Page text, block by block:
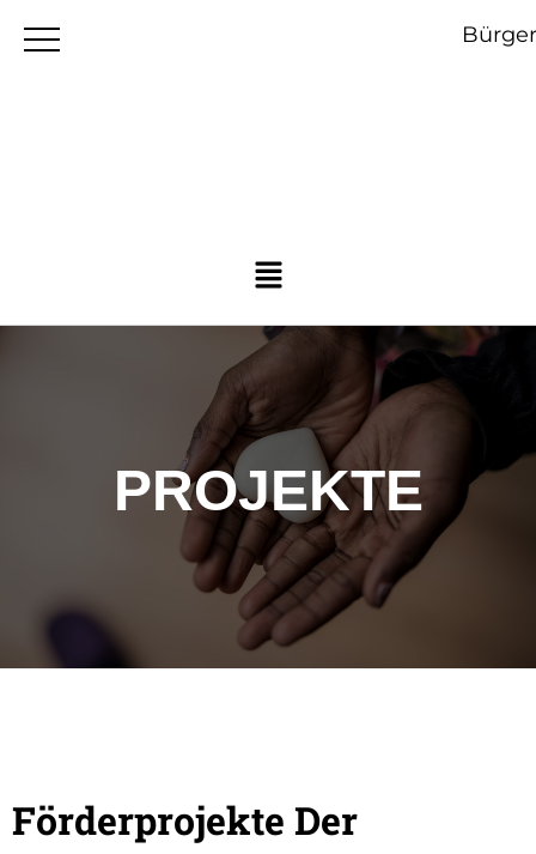
PROJEKTE
Förderprojekte Der